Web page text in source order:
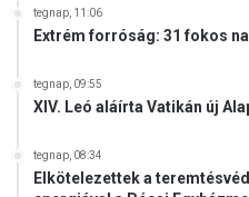
tegnap, 11:06
Extrém forróság: 31 fokos
tegnap, 09:55
XIV. Leó aláírta Vatikán új
tegnap, 08:34
Elkötelezettek a